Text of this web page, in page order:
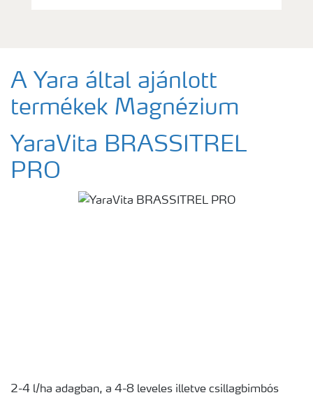
A Yara által ajánlott
termékek Magnézium
YaraVita BRASSITREL
PRO
2-4 l/ha adagban, a 4-8 leveles illetve csillagbimbós